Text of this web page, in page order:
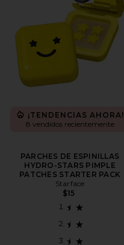
¡TENDENCIAS AHORA!
8 vendidos recientemente
PARCHES DE ESPINILLAS
HYDRO-STARS PIMPLE
PATCHES STARTER PACK
Starface
$15